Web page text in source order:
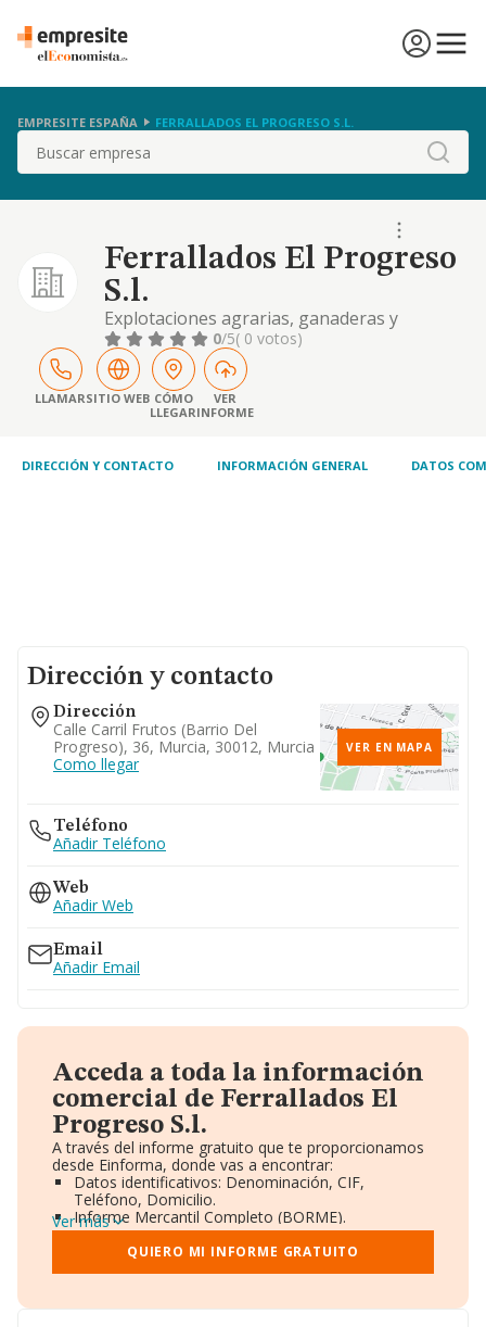
EMPRESITE ESPAÑA FERRALLADOS EL PROGRESO S.L.
Buscar
Ferrallados El Progreso
S.l.
Explotaciones agrarias, ganaderas y
pesqueras de todo tipo de productos;
transformacion, envasado y comercializacion
de los productos agricolas, ganaderos y de
la pesca, por si misma o a traves de terceros,
agrupaciones
0/5( 0 votos)
LLAMARSITIO WEB CÓMO
LLEGAR
VER
INFORME
DIRECCIÓN Y CONTACTO INFORMACIÓN GENERAL DATOS
Dirección y contacto
Dirección
Calle Carril Frutos (barrio Del
Progreso), 36, Murcia, 30012, Murcia
Como llegar
VER EN MAPA
Teléfono
Añadir Teléfono
Web
Añadir Web
Email
Añadir Email
Acceda a toda la información
comercial de Ferrallados El
Progreso S.l.
A través del informe gratuito que te proporcionamos
desde Einforma, donde vas a encontrar:
Datos identificativos: Denominación, CIF,
Teléfono, Domicilio.
Informe Mercantil Completo (BORME).
Gráficos de Evolución Ventas y Empleados.
Consejo de Administración y Administradores.
Directivos y Ejecutivos.
Ver más
QUIERO MI INFORME GRATUITO